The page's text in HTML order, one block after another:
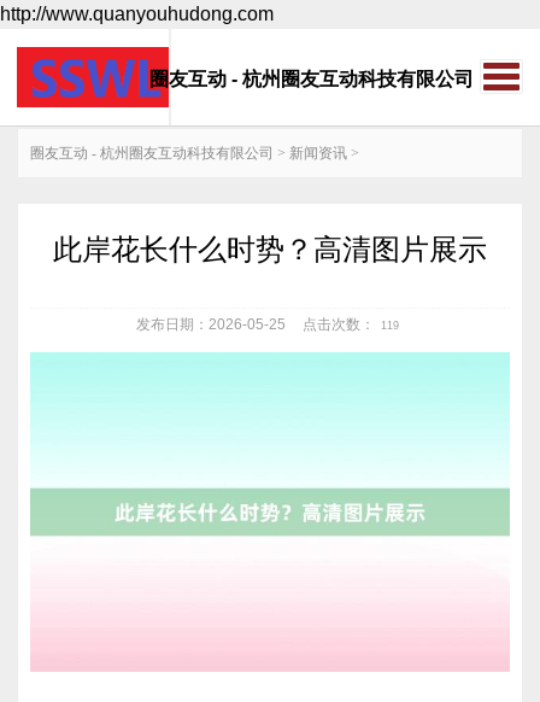
http://www.quanyouhudong.com
圈友互动 - 杭州圈友互动科技有限公司
圈友互动 - 杭州圈友互动科技有限公司 > 新闻资讯 >
此岸花长什么时势？高清图片展示
发布日期：2026-05-25 点击次数： 119